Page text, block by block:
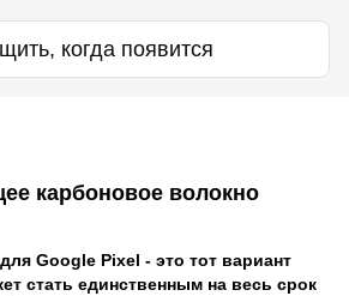
когда появится
карбоновое волокно
Google Pixel - это тот вариант
стать единственным на весь срок